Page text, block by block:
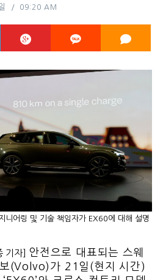
09:20 AM
니어링 및 기술 책임자가 EX60에 대해 설명
기자] 안전으로 대표되는 스웨
(Volvo)가 21일(현지 시간)